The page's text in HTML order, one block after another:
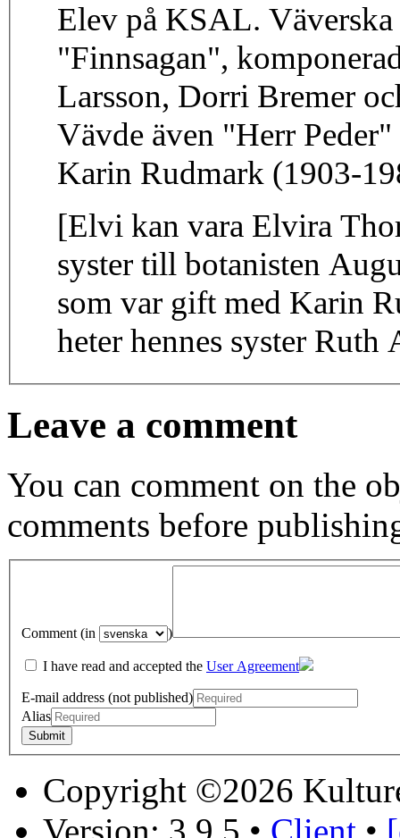
Elev på KSAL.
"Finnsagan",
Larsson, Dorri Bremer
Vävde även "Herr
Karin Rudmark (1903-
[Elvi kan vara Elvira
syster till botanisten
som var gift med Karin
heter hennes syster
Leave a comment
You can comment on the
comments before
Comment (in )
I have read and accepted the User Agreement
E-mail address (not published)
Alias
Copyright ©2026